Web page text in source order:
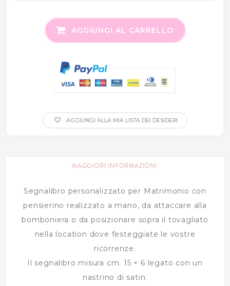
AGGIUNGI AL CARRELLO
AGGIUNGI ALLA MIA LISTA DEI DESIDERI
MAGGIORI INFORMAZIONI
Segnalibro personalizzato per Matrimonio con
pensierino realizzato a mano, da attaccare alla
bomboniera o da posizionare sopra il tovagliato
nella location dove festeggiate le vostre
ricorrenze.
Il segnalibro misura cm. 15 × 6 legato con un
nastrino di satin.